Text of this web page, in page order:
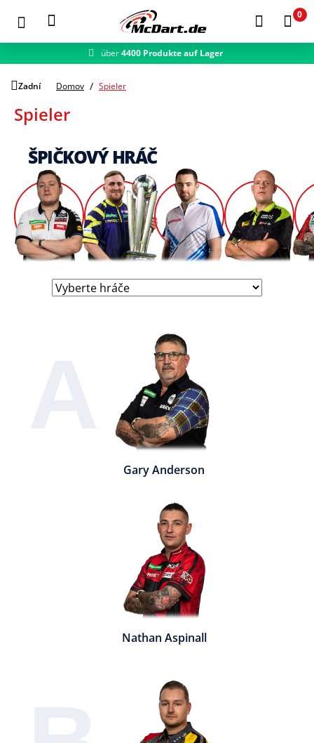
Zum Hauptinhalt springen
0
4400 Produkte auf Lagerschneller Versand
Zadní Domov Spieler
Spieler
ŠPIČKOVÝ HRÁČ
Gary Anderson
Nathan Aspinall